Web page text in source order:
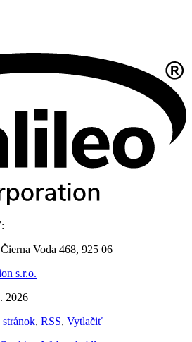
Voda 468, 925 06
s.r.o.
2026
stránok, RSS, Vytlačiť